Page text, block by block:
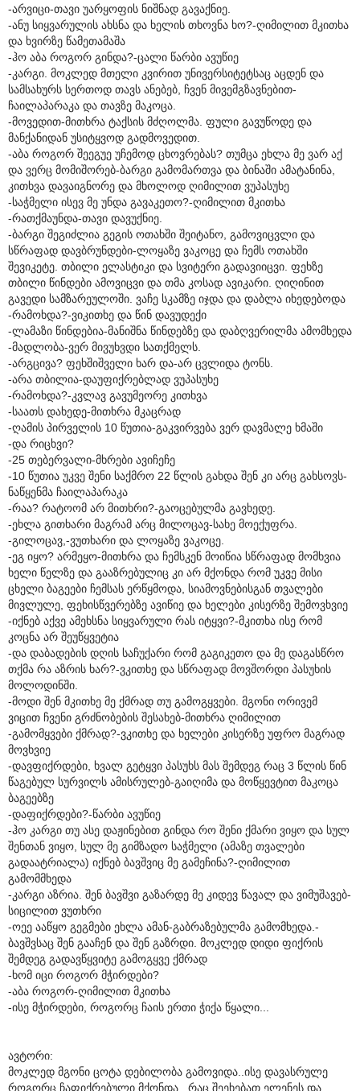
-არვიცი-თავი უარყოფის ნიშნად გავაქნიე.
-ანუ სიყვარულის ახსნა და ხელის თხოვნა ხო?-ღიმილით მკითხა
და ხვირზე წამეთამაშა
-ჰო აბა როგორ გინდა?-ცალი წარბი ავუწიე
-კარგი. მოკლედ მთელი კვირით უნივერსიტეტსაც აცდენ და
სამსახურს სერთოდ თავს ანებებ, ჩვენ მივემგზავნებით-
ჩაილაპარაკა და თავზე მაკოცა.
-მოვედით-მითხრა ტაქსის მძღოლმა. ფული გავუწოდე და
მანქანიდან უსიტყვოდ გადმოვედით.
-აბა როგორ შეეგუე უჩემოდ ცხოვრებას? თუმცა ეხლა მე ვარ აქ
და ვერც მომიშორებ-ბარგი გამომართვა და ბინაში ამატანინა,
კითხვა დავაიგნორე და მხოლოდ ღიმილით ვუპასუხე
-საჭმელი ისევ მე უნდა გავაკეთო?-ღიმილით მკითხა
-რათქმაუნდა-თავი დავუქნიე.
-ბარგი შეგიძლია გეგის ოთახში შეიტანო, გამოვიცვლი და
სწრაფად დავბრუნდები-ლოყაზე ვაკოცე და ჩემს ოთახში
შევიკეტე. თბილი ელასტიკი და სვიტერი გადავიიცვი. ფეხზე
თბილი წინდები ამოვიცვი და თმა კოსად ავიკარი. ღიღინით
გავედი სამზარეულოში. ვაჩე სკამზე იჯდა და დაბლა იხედებოდა
-რამოხდა?-ვიკითხე და წინ დავუდექი
-ლამაზი წინდებია-მანიშნა წინდებზე და დაბღვერილმა ამომხედა
-მადლობა-ვერ მივუხვდი სათქმელს.
-არგცივა? ფეხშიშველი ხარ და-არ ცვლიდა ტონს.
-არა თბილია-დაუფიქრებლად ვუპასუხე
-რამოხდა?-კვლავ გავუმეორე კითხვა
-საათს დახედე-მითხრა მკაცრად
-ღამის პირველის 10 წუთია-გაკვირვება ვერ დავმალე ხმაში
-და რიცხვი?
-25 თებერვალი-მხრები ავიჩეჩე
-10 წუთია უკვე შენი საქმრო 22 წლის გახდა შენ კი არც გახსოვს-
ნაწყენმა ჩაილაპარაკა
-რაა? რატოომ არ მითხრი?-გაოცებულმა გავხედე.
-ეხლა გითხარი მაგრამ არც მილოცავ-სახე მოექუფრა.
-გილოცავ,-ვუთხარი და ლოყაზე ვაკოცე.
-ეგ იყო? არმეყო-მითხრა და ჩემსკენ მოიწია სწრაფად მომხვია
ხელი წელზე და გააზრებულიც კი არ მქონდა რომ უკვე მისი
ცხელი ბაგეები ჩემსას ერწყმოდა, სიამოვნებისგან თვალები
მივლულე, ფეხისწვერებზე ავიწიე და ხელები კისერზე შემოვხვიე
-იქნებ აქვე ამეხსნა სიყვარული რას იტყვი?-მკითხა ისე რომ
კოცნა არ შეუწყვეტია
-და დაბადების დღის საჩუქარი რომ გაგიკეთო და მე დაგასწრო
თქმა რა აზრის ხარ?-ვკითხე და სწრაფად მოვშორდი პასუხის
მოლოდინში.
-მოდი შენ მკითხე მე ქმრად თუ გამოგყვები. მგონი ორივემ
ვიცით ჩვენი გრძნობების შესახებ-მითხრა ღიმილით
-გამომყვები ქმრად?-ვკითხე და ხელები კისერზე უფრო მაგრად
მოვხვიე
-დავფიქრდები, ხვალ გეტყვი პასუხს მას შემდეგ რაც 3 წლის წინ
წაგებულ სურვილს ამისრულებ-გაიღიმა და მოწყევტით მაკოცა
ბაგეებზე
-დაფიქრდები?-წარბი ავუწიე
-ჰო კარგი თუ ასე დაჟინებით გინდა რო შენი ქმარი ვიყო და სულ
შენთან ვიყო, სულ მე გიმზადო საჭმელი (ამაზე თვალები
გადაატრიალა) იქნებ ბავშვიც მე გამეჩინა?-ღიმილით
გამომმხედა
-კარგი აზრია. შენ ბავშვი გაზარდე მე კიდევ წავალ და ვიმუშავებ-
სიცილით ვუთხრი
-ოეე ააწყო გეგმები ეხლა ამან-გაბრაზებულმა გამომხედა.-
ბავშვსაც შენ გააჩენ და შენ გაზრდი. მოკლედ დიდი ფიქრის
შემდეგ გადავწყვიტე გამოგყვე ქმრად
-ხომ იცი როგორ მჭირდები?
-აბა როგორ-ღიმილით მკითხა
-ისე მჭირდები, როგორც ჩაის ერთი ჭიქა წყალი...
ავტორი:
მოკლედ მგონი ცოტა დებილობა გამოვიდა..ისე დავასრულე
როგორც ჩაფიქრებული მქონდა.. რაც შეეხებათ ელენეს და